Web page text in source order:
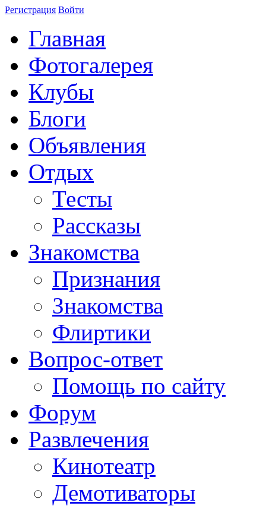
Регистрация Войти
Главная
Фотогалерея
Клубы
Блоги
Объявления
Отдых
Тесты
Рассказы
Знакомства
Признания
Знакомства
Флиртики
Вопрос-ответ
Помощь по сайту
Форум
Развлечения
Кинотеатр
Демотиваторы